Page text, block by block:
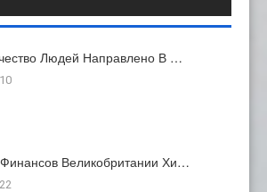
Людей Направлено В …
Великобритании Хи…